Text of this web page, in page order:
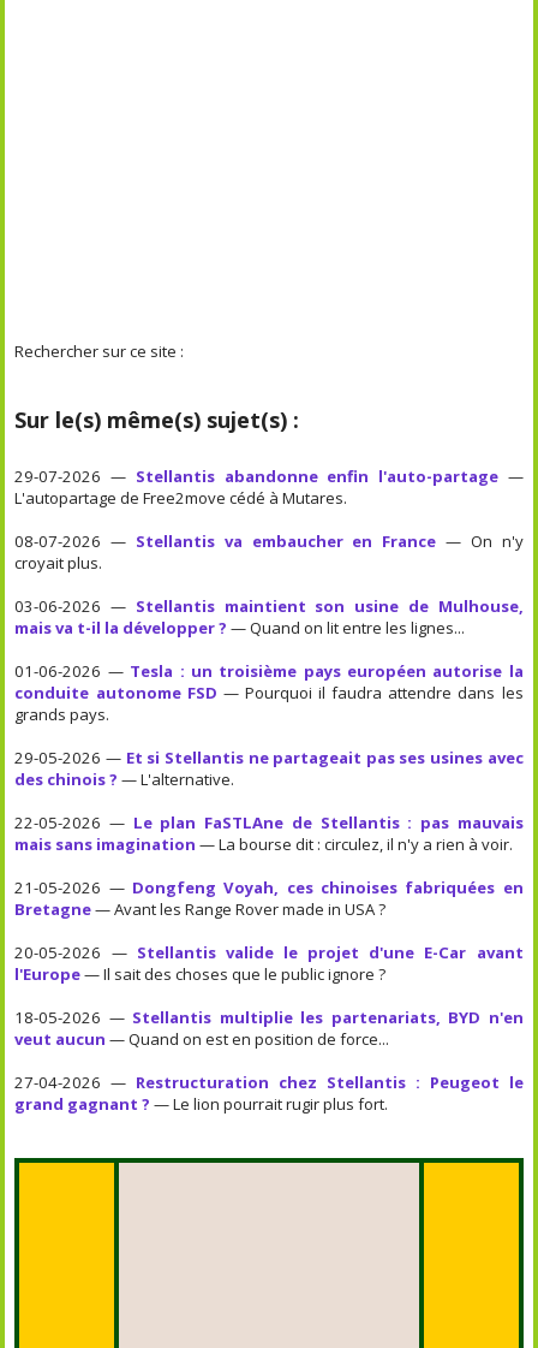
Rechercher sur ce site :
Sur le(s) même(s) sujet(s) :
29-07-2026 — Stellantis abandonne enfin l'auto-partage—
L'autopartage de Free2move cédé à Mutares.
08-07-2026 — Stellantis va embaucher en France — On n'y
croyait plus.
03-06-2026 — Stellantis maintient son usine de Mulhouse,
mais va t-il la développer ? — Quand on lit entre les lignes...
01-06-2026 — Tesla : un troisième pays européen autorise la
conduite autonome FSD — Pourquoi il faudra attendre dans les
grands pays.
29-05-2026 — Et si Stellantis ne partageait pas ses usines avec
des chinois ? — L'alternative.
22-05-2026 — Le plan FaSTLAne de Stellantis : pas mauvais
mais sans imagination — La bourse dit : circulez, il n'y a rien à voir.
21-05-2026 — Dongfeng Voyah, ces chinoises fabriquées en
Bretagne— Avant les Range Rover made in USA ?
20-05-2026 — Stellantis valide le projet d'une E-Car avant
l'Europe— Il sait des choses que le public ignore ?
18-05-2026 — Stellantis multiplie les partenariats, BYD n'en
veut aucun — Quand on est en position de force...
27-04-2026 — Restructuration chez Stellantis : Peugeot le
grand gagnant ? — Le lion pourrait rugir plus fort.